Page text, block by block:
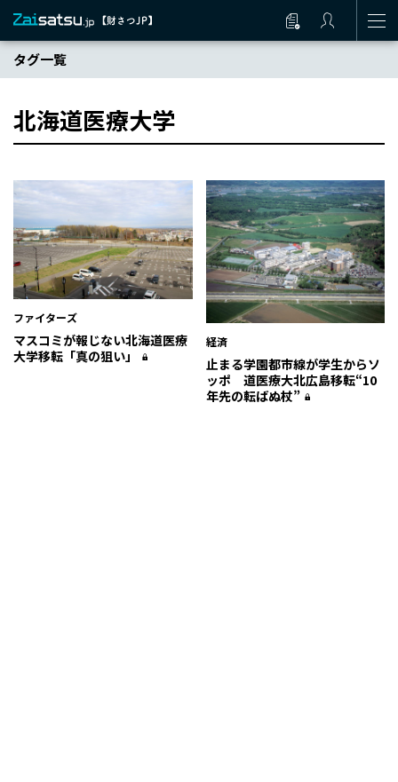
タグ一覧
北海道医療大学
ファイターズ
マスコミが報じない北海道医療
大学移転「真の狙い」
経済
止まる学園都市線が学生からソ
ッポ 道医療大北広島移転“10
年先の転ばぬ杖”